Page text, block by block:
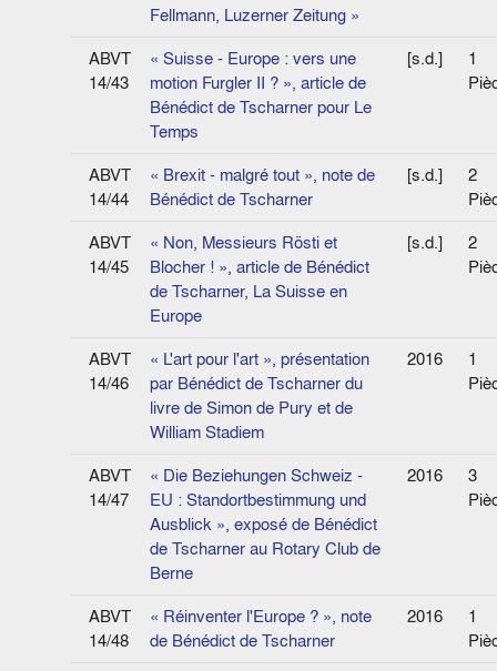
Fellmann, Luzerner Zeitung »
ABVT
14/43
« Suisse - Europe : vers une
motion Furgler II ? », article de
Bénédict de Tscharner pour Le
Temps
[s.d.]
1
ABVT
14/44
« Brexit - malgré tout », note de
Bénédict de Tscharner
[s.d.]
2
ABVT
14/45
« Non, Messieurs Rösti et
Blocher ! », article de Bénédict
de Tscharner, La Suisse en
Europe
[s.d.]
2
ABVT
14/46
« L'art pour l'art », présentation
par Bénédict de Tscharner du
livre de Simon de Pury et de
William Stadiem
2016
1
ABVT
14/47
« Die Beziehungen Schweiz -
EU : Standortbestimmung und
Ausblick », exposé de Bénédict
de Tscharner au Rotary Club de
Berne
2016
3
ABVT
14/48
« Réinventer l'Europe ? », note
de Bénédict de Tscharner
2016
1